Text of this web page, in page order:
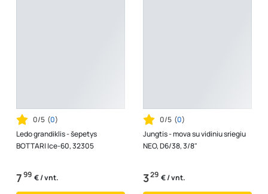
0/5 (0)
Ledo grandiklis - šepetys
BOTTARI Ice-60, 32305
799 € / vnt.
0/5 (0)
Jungtis - mova su vidiniu sriegiu
NEO, D6/38, 3/8"
329 € / vnt.